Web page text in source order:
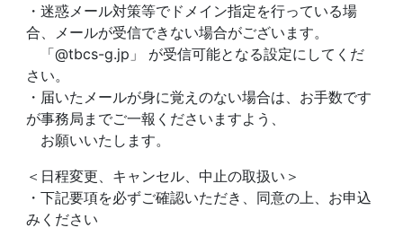
・迷惑メール対策等でドメイン指定を行っている場
合、メールが受信できない場合がございます。
「@tbcs-g.jp」 が受信可能となる設定にしてくだ
さい。
・届いたメールが身に覚えのない場合は、お手数です
が事務局までご一報くださいますよう、
お願いいたします。
＜日程変更、キャンセル、中止の取扱い＞
・下記要項を必ずご確認いただき、同意の上、お申込
みください